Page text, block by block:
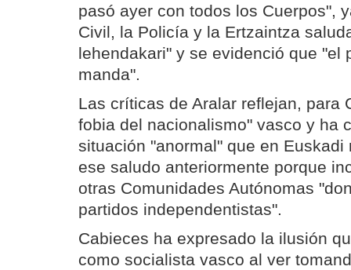
pasó ayer con todos los Cuerpos",
Civil, la Policía y la Ertzaintza
lehendakari" y se evidenció que "el
manda".
Las críticas de Aralar reflejan, para
fobia del nacionalismo" vasco y ha
situación "anormal" que en Euskadi
ese saludo anteriormente porque
otras Comunidades Autónomas
partidos independentistas".
Cabieces ha expresado la ilusión
como socialista vasco al ver